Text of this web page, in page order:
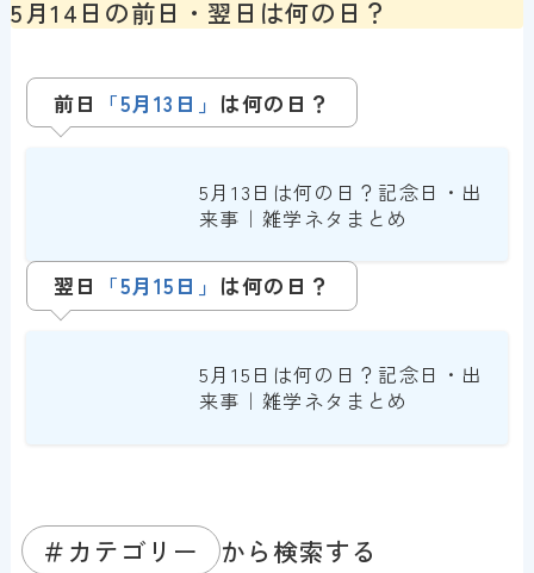
5月14日の前日・翌日は何の日？
前日 「5月13日」 は何の日？
5月13日は何の日？記念日・出
来事｜雑学ネタまとめ
翌日 「5月 15日」 は何の日？
5月15日は何の日？記念日・出
来事｜雑学ネタまとめ
＃カテゴリー から検索する